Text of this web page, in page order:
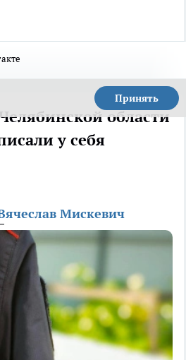
Принять
области
у себя
Мискевич